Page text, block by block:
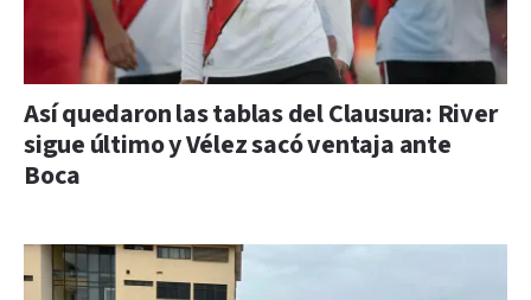
Así quedaron las tablas del Clausura: River
sigue último y Vélez sacó ventaja ante
Boca